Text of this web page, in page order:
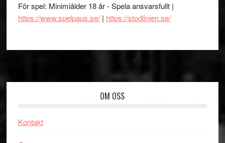
För spel: Minimiålder 18 år - Spela ansvarsfullt |
https://www.spelpaus.se/| https://stodlinjen.se/
OM OSS
Kontakt